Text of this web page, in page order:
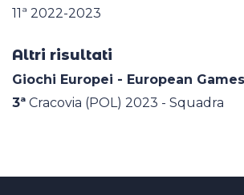
11ª 2022-2023
Altri risultati
Giochi Europei - European Games
3ª Cracovia (POL) 2023 - Squadra